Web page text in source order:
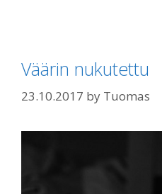
Väärin nukutettu
23.10.2017 by Tuomas